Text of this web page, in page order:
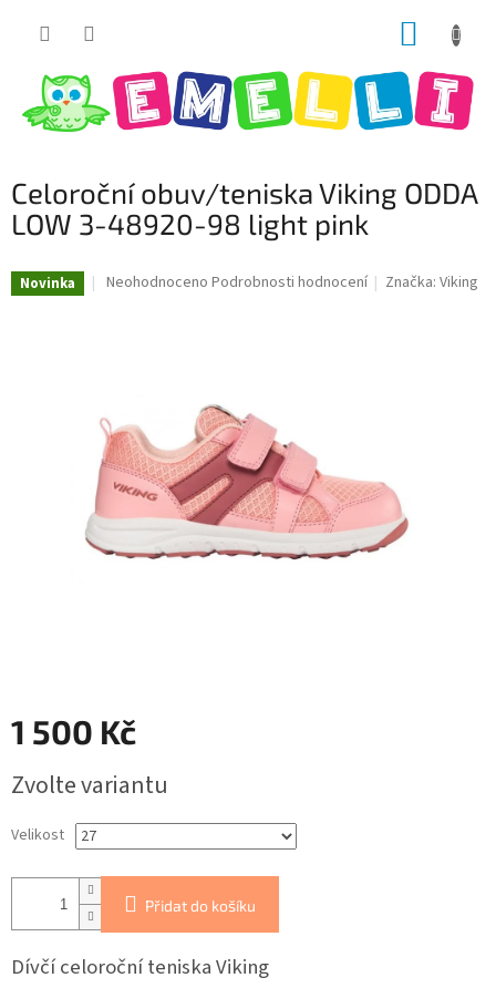
Celoroční obuv/teniska Viking ODDA
LOW 3-48920-98 light pink
Novinka
Průměrné
hvězdiček.
Neohodnoceno Podrobnosti hodnocení Značka:Viking
1 500 Kč
cena:
Zvolte variantu
Velikost
Přidat do košíku
Dívčí celoroční teniska Viking